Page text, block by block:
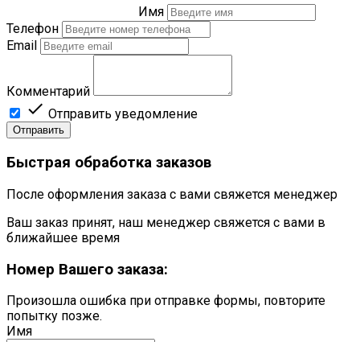
Имя
Телефон
Email
Комментарий
 Отправить уведомление
Отправить
Быстрая обработка заказов
После оформления заказа с вами свяжется менеджер
Ваш заказ принят, наш менеджер свяжется с вами в
ближайшее время
Номер Вашего заказа:
Произошла ошибка при отправке формы, повторите
попытку позже.
Имя